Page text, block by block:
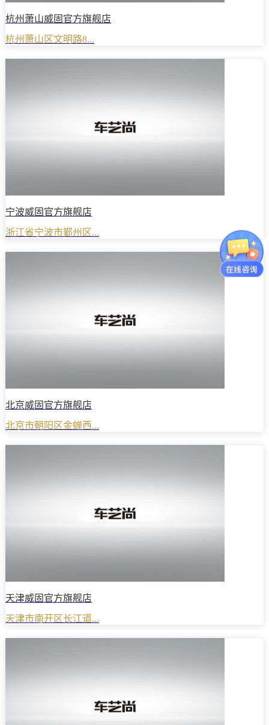
杭州萧山威固官方旗舰店
杭州萧山区文明路8...
宁波威固官方旗舰店
浙江省宁波市鄞州区...
北京威固官方旗舰店
北京市朝阳区金蝉西...
天津威固官方旗舰店
天津市南开区长江道...